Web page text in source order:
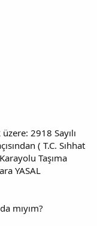
2918 Sayılı
( T.C. Sıhhat
Taşıma
YASAL
mıyım?